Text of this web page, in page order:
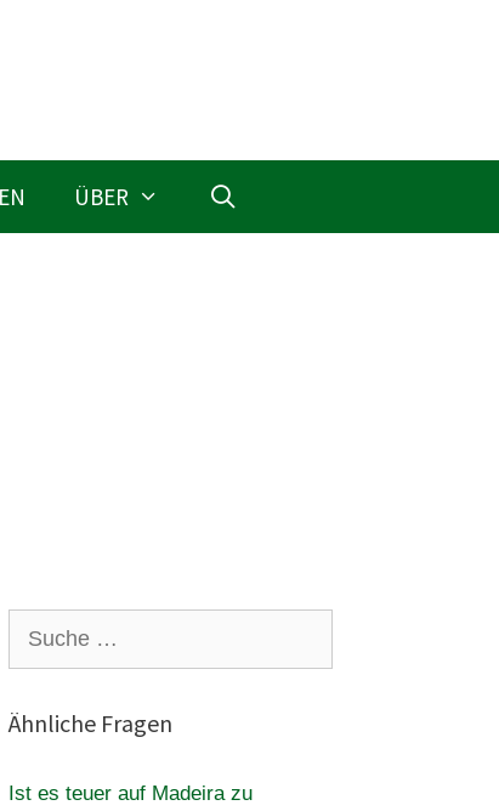
ÜBER
nach:
Ähnliche Fragen
Ist es teuer auf Madeira zu